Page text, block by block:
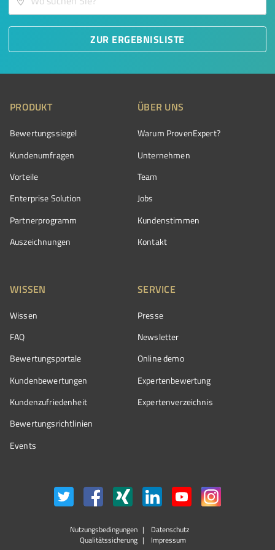
ZUR ERGEBNISLISTE
PRODUKT
Bewertungssiegel
Kundenumfragen
Vorteile
Enterprise Solution
Partnerprogramm
Auszeichnungen
ÜBER UNS
Warum ProvenExpert?
Unternehmen
Team
Jobs
Kundenstimmen
Kontakt
WISSEN
Wissen
FAQ
Bewertungsportale
Kundenbewertungen
Kundenzufriedenheit
Bewertungs­richtlinien
Events
SERVICE
Presse
Newsletter
Online demo
Expertenbewertung
Expertenverzeichnis
Nutzungsbedingungen
Datenschutz
Qualitätssicherung
Impressum